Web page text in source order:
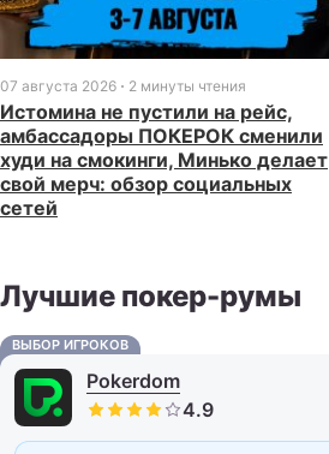
07 августа 2026 2 минуты чтения
Истомина не пустили на рейс,
амбассадоры ПОКЕРОК сменили
худи на смокинги, Минько делает
свой мерч: обзор социальных
сетей
Лучшие покер-румы
ВЫБОР ИГРОКОВ
Pokerdom